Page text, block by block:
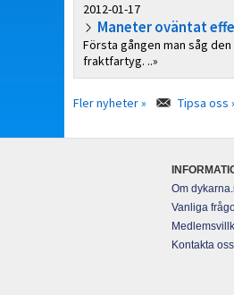
2012-01-17
Maneter oväntat
Första gången man såg
fraktfartyg. ..»
Fler nyheter » Tipsa oss
Om
Vanliga
Kontakta oss